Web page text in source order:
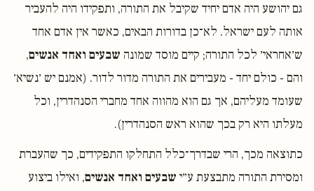
גם יהושע היה אדם יחיד שקיבל את התורה, ותפקידו היה להעביר
אותה לעם ישראל. לא־כן בדורות הבאים, כאשר אין אדם אחד
ש׳אחראי׳ לכל התורה; קיים מוסד שמונה שבעים ואחד אנשים,
והם - כולם יחד - מעבירים את התורה מדור לדור. (אמנם יש ׳נשיא׳
שעומד מעליהם, אך גם הוא מהווה אחד מחברי הסנהדרין, וכל
מעלתו היא רק בכך שהוא ראש הסנהדרין).
כתוצאה מכך, הרי שבדרך־כלל התחלקו התפקידים, כך שהעברת
ומסירת התורה מתבצעת ע״י שבעים ואחד אנשים, ואילו ביצוע